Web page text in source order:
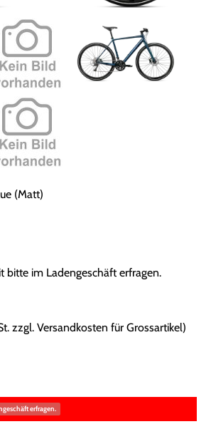
(Matt)
bitte im Ladengeschäft erfragen.
zzgl. Versandkosten für Grossartikel)
erfragen.